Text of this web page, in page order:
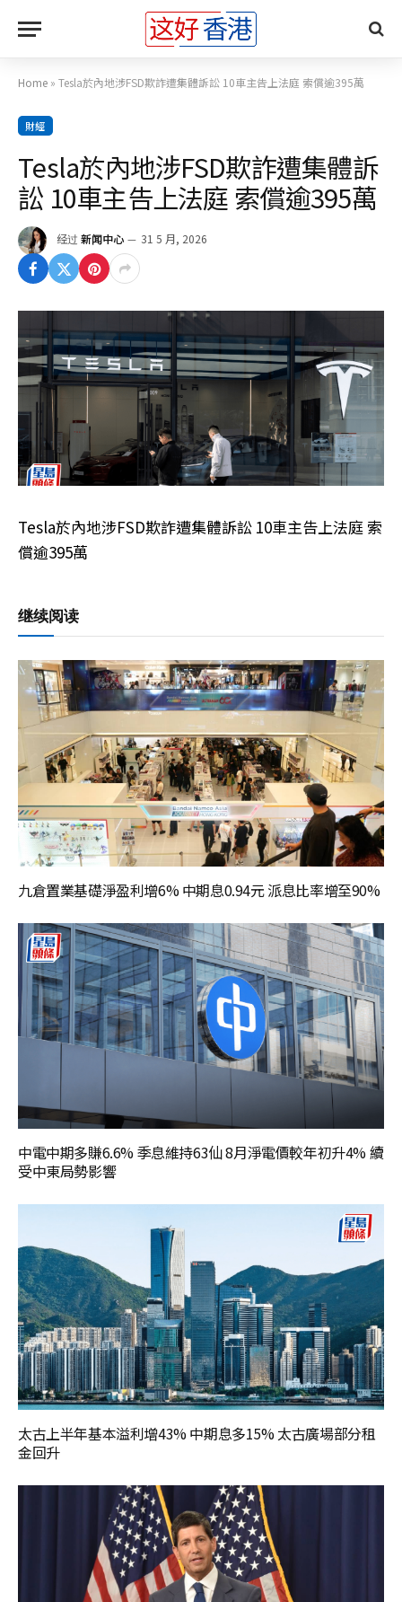
Home » Tesla於內地涉FSD欺詐遭集體訴訟 10車主告上法庭 索償逾395萬
財經
Tesla於內地涉FSD欺詐遭集體訴
訟 10車主告上法庭 索償逾395萬
经过 新闻中心 31 5 月, 2026
Tesla於內地涉FSD欺詐遭集體訴訟 10車主告上法庭 索
償逾395萬
继续阅读
九倉置業基礎淨盈利增6% 中期息0.94元 派息比率增至90%
中電中期多賺6.6% 季息維持63仙 8月淨電價較年初升4% 續
受中東局勢影響
太古上半年基本溢利增43% 中期息多15% 太古廣場部分租
金回升